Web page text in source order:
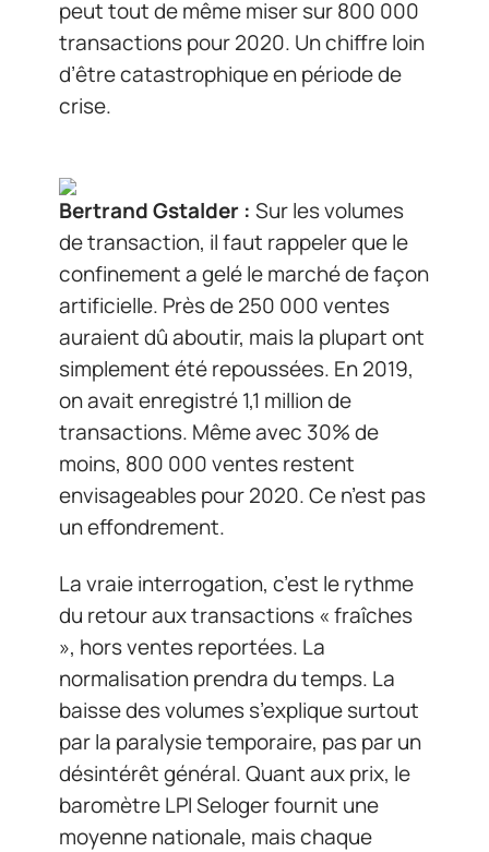
peut tout de même miser sur 800 000
transactions pour 2020. Un chiffre loin
d’être catastrophique en période de
crise.
Bertrand Gstalder : Sur les volumes
de transaction, il faut rappeler que le
confinement a gelé le marché de façon
artificielle. Près de 250 000 ventes
auraient dû aboutir, mais la plupart ont
simplement été repoussées. En 2019,
on avait enregistré 1,1 million de
transactions. Même avec 30% de
moins, 800 000 ventes restent
envisageables pour 2020. Ce n’est pas
un effondrement.
La vraie interrogation, c’est le rythme
du retour aux transactions « fraîches
», hors ventes reportées. La
normalisation prendra du temps. La
baisse des volumes s’explique surtout
par la paralysie temporaire, pas par un
désintérêt général. Quant aux prix, le
baromètre LPI Seloger fournit une
moyenne nationale, mais chaque